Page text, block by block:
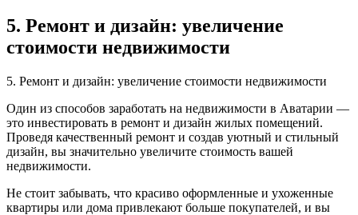
5. Ремонт и дизайн: увеличение
стоимости недвижимости
5. Ремонт и дизайн: увеличение стоимости недвижимости
Один из способов заработать на недвижимости в Аватарии —
это инвестировать в ремонт и дизайн жилых помещений.
Проведя качественный ремонт и создав уютный и стильный
дизайн, вы значительно увеличите стоимость вашей
недвижимости.
Не стоит забывать, что красиво оформленные и ухоженные
квартиры или дома привлекают больше покупателей, и вы